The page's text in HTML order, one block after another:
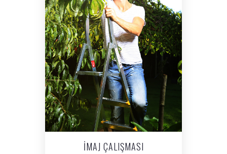
İMAJ ÇALIŞMASI